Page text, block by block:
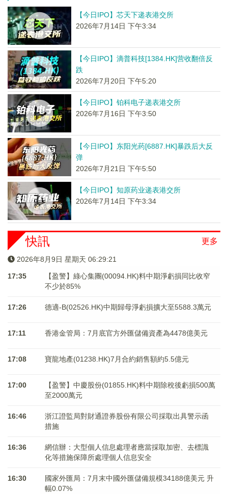
【今日IPO】芯天下递表港交所
2026年7月14日 下午3:34
【今日IPO】滴普科技[1384.HK]营收翻倍反
跌
2026年7月20日 下午5:20
【今日IPO】铂科电子递表港交所
2026年7月16日 下午3:50
【今日IPO】东阳光药[6887.HK]暴跌后大反
弹
2026年7月21日 下午5:50
【今日IPO】知原药业递表港交所
2026年7月14日 下午3:34
更多
快訊
2026年8月9日 星期天 06:29:22
17:35
【盈警】綠心集團(00094.HK)料中期淨虧損同比收窄
不少於85%
17:26 德適-B(02526.HK)中期歸母淨虧損擴大至5588.3萬元
17:11 香港金管局：7月底官方外匯儲備資產為4478億美元
17:08 寶龍地產(01238.HK)7月合約銷售額約5.5億元
17:00
【盈警】中慶股份(01855.HK)料中期除稅後虧損500萬
至2000萬元
16:46
浙江證監局對財通證券股份有限公司採取出具警示函
措施
16:36
網信辦：大型個人信息處理者應當採取加密、去標識
化等措施保障所處理個人信息安全
16:30
國家外匯局：7月末中國外匯儲備規模34188億美元 升
幅0.07%